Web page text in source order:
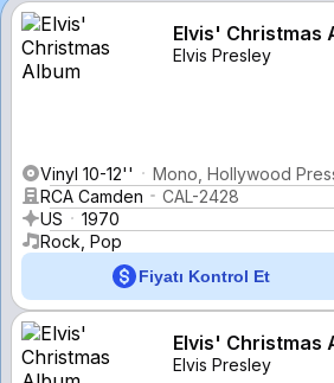
Elvis' Christmas
Elvis Presley
Vinyl 10-12''
Mono, Hollywood
RCA Camden
CAL-2428
US
1970
Rock, Pop
Fiyatı Kontrol Et
Elvis' Christmas
Elvis Presley